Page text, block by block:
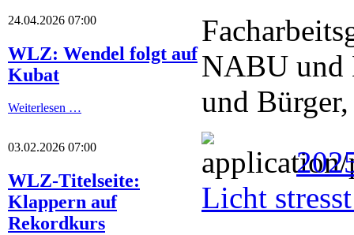
24.04.2026 07:00
WLZ: Wendel folgt auf
Kubat
Weiterlesen …
03.02.2026 07:00
WLZ-Titelseite:
Klappern auf
Rekordkurs
NABU und
und Bürger,
Licht